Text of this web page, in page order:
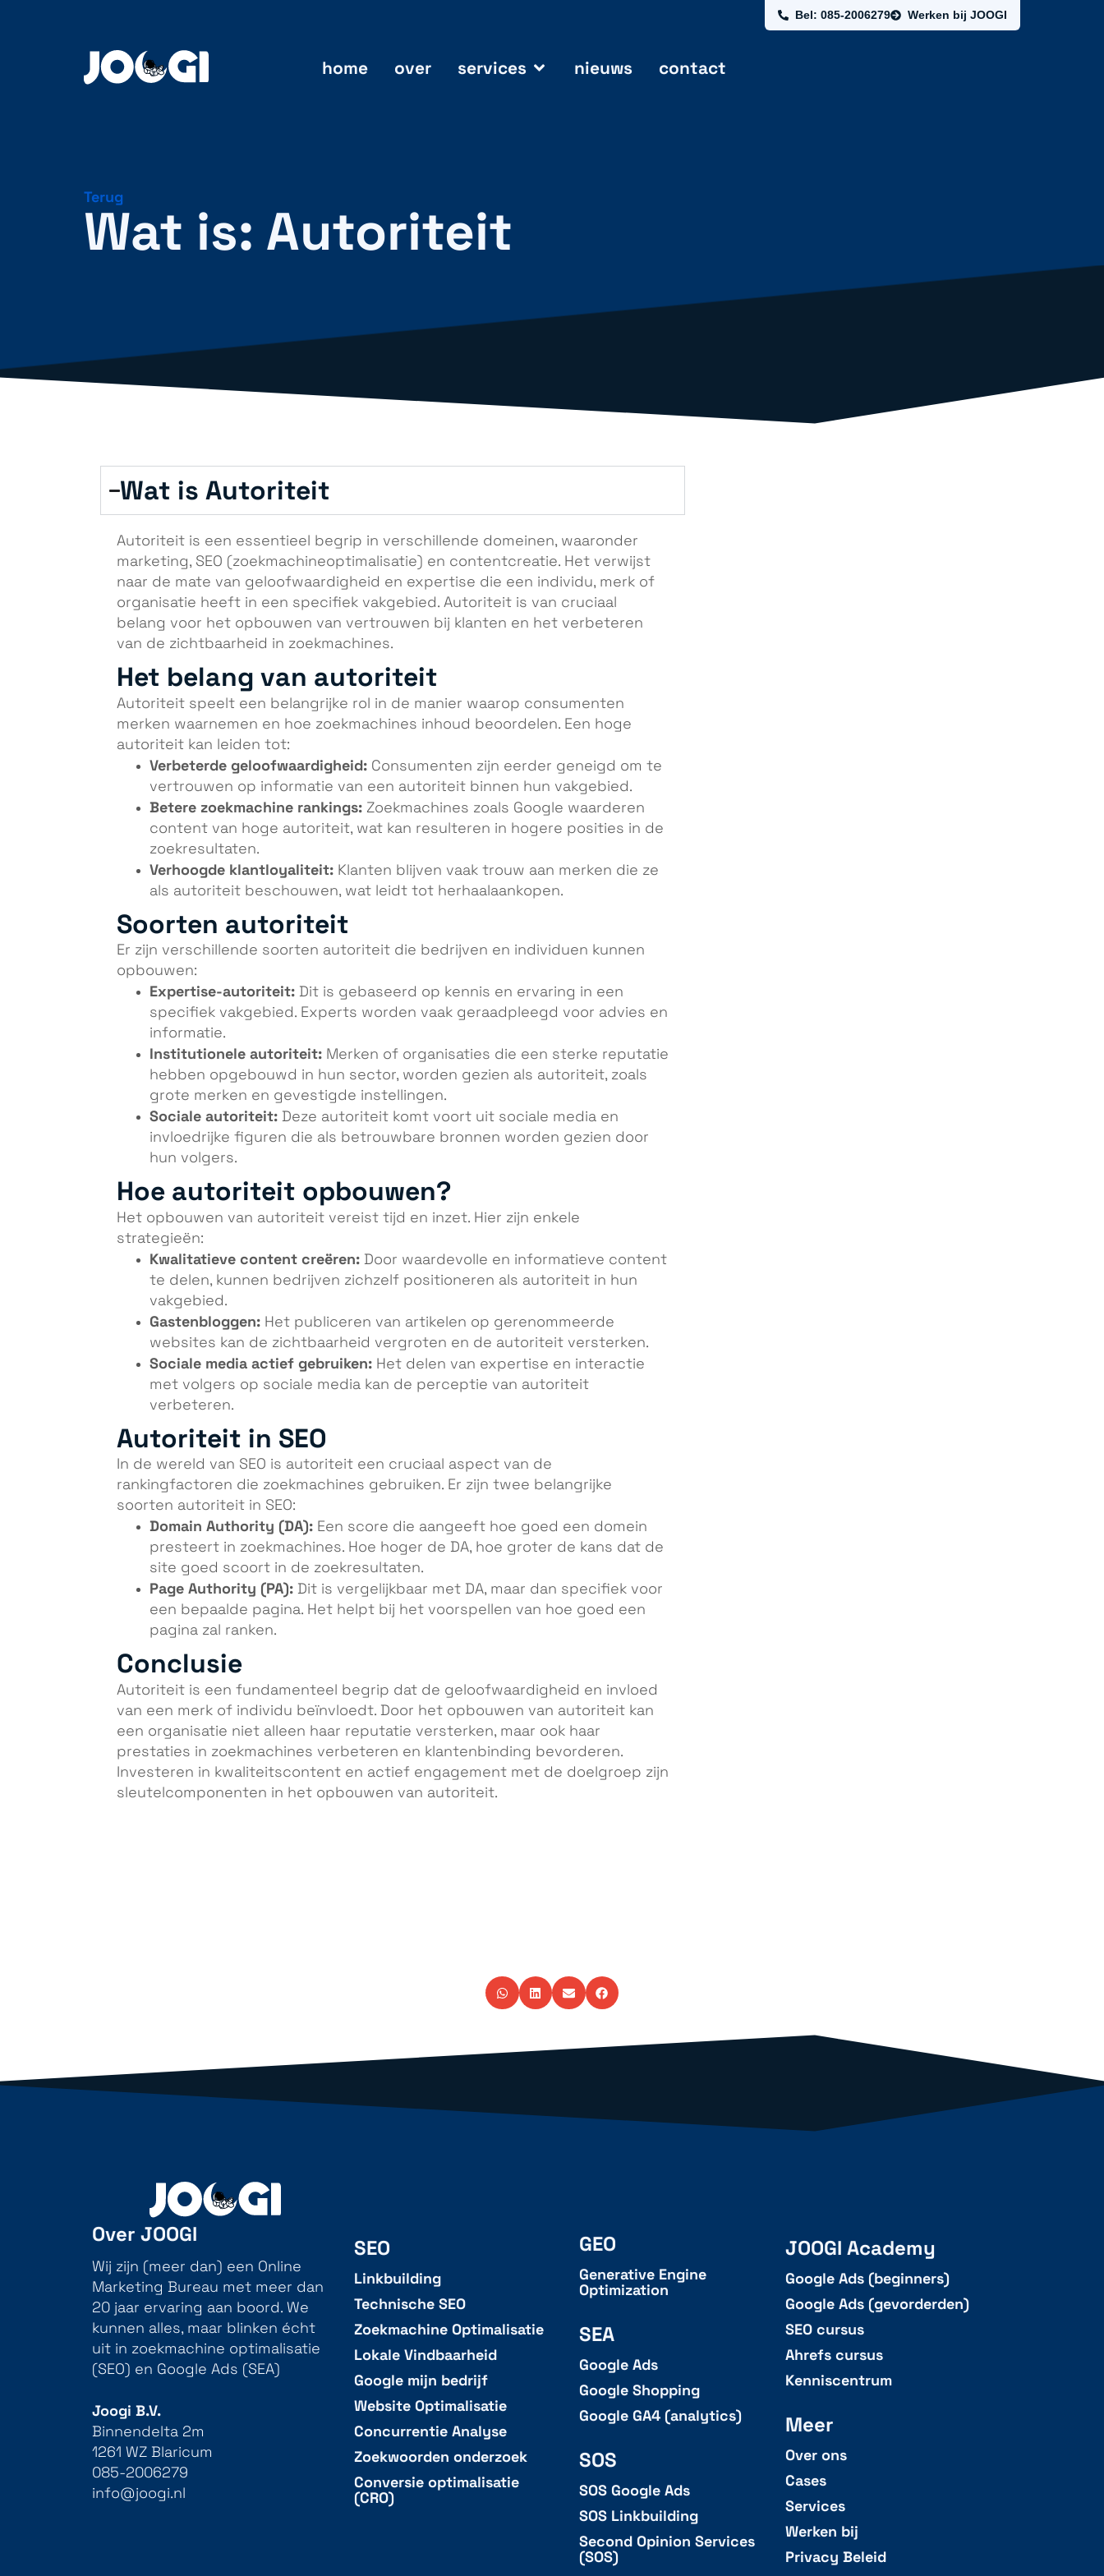
Bel: 085-2006279 Werken bij JOOGI
home over services nieuws contact
Terug
Wat is: Autoriteit
Wat is Autoriteit
Autoriteit is een essentieel begrip in verschillende domeinen, waaronder
marketing, SEO (zoekmachineoptimalisatie) en contentcreatie. Het verwijst
naar de mate van geloofwaardigheid en expertise die een individu, merk of
organisatie heeft in een specifiek vakgebied. Autoriteit is van cruciaal
belang voor het opbouwen van vertrouwen bij klanten en het verbeteren
van de zichtbaarheid in zoekmachines.
Het belang van autoriteit
Autoriteit speelt een belangrijke rol in de manier waarop consumenten
merken waarnemen en hoe zoekmachines inhoud beoordelen. Een hoge
autoriteit kan leiden tot:
Verbeterde geloofwaardigheid: Consumenten zijn eerder geneigd om te
vertrouwen op informatie van een autoriteit binnen hun vakgebied.
Betere zoekmachine rankings: Zoekmachines zoals Google waarderen
content van hoge autoriteit, wat kan resulteren in hogere posities in de
zoekresultaten.
Verhoogde klantloyaliteit: Klanten blijven vaak trouw aan merken die ze
als autoriteit beschouwen, wat leidt tot herhaalaankopen.
Soorten autoriteit
Er zijn verschillende soorten autoriteit die bedrijven en individuen kunnen
opbouwen:
Expertise-autoriteit: Dit is gebaseerd op kennis en ervaring in een
specifiek vakgebied. Experts worden vaak geraadpleegd voor advies en
informatie.
Institutionele autoriteit: Merken of organisaties die een sterke reputatie
hebben opgebouwd in hun sector, worden gezien als autoriteit, zoals
grote merken en gevestigde instellingen.
Sociale autoriteit: Deze autoriteit komt voort uit sociale media en
invloedrijke figuren die als betrouwbare bronnen worden gezien door
hun volgers.
Hoe autoriteit opbouwen?
Het opbouwen van autoriteit vereist tijd en inzet. Hier zijn enkele
strategieën:
Kwalitatieve content creëren: Door waardevolle en informatieve content
te delen, kunnen bedrijven zichzelf positioneren als autoriteit in hun
vakgebied.
Gastenbloggen: Het publiceren van artikelen op gerenommeerde
websites kan de zichtbaarheid vergroten en de autoriteit versterken.
Sociale media actief gebruiken: Het delen van expertise en interactie
met volgers op sociale media kan de perceptie van autoriteit
verbeteren.
Autoriteit in SEO
In de wereld van SEO is autoriteit een cruciaal aspect van de
rankingfactoren die zoekmachines gebruiken. Er zijn twee belangrijke
soorten autoriteit in SEO:
Domain Authority (DA): Een score die aangeeft hoe goed een domein
presteert in zoekmachines. Hoe hoger de DA, hoe groter de kans dat de
site goed scoort in de zoekresultaten.
Page Authority (PA): Dit is vergelijkbaar met DA, maar dan specifiek voor
een bepaalde pagina. Het helpt bij het voorspellen van hoe goed een
pagina zal ranken.
Conclusie
Autoriteit is een fundamenteel begrip dat de geloofwaardigheid en invloed
van een merk of individu beïnvloedt. Door het opbouwen van autoriteit kan
een organisatie niet alleen haar reputatie versterken, maar ook haar
prestaties in zoekmachines verbeteren en klantenbinding bevorderen.
Investeren in kwaliteitscontent en actief engagement met de doelgroep zijn
sleutelcomponenten in het opbouwen van autoriteit.
Over JOOGI
Wij zijn (meer dan) een Online
Marketing Bureau met meer dan
20 jaar ervaring aan boord. We
kunnen alles, maar blinken écht
uit in zoekmachine optimalisatie
(SEO) en Google Ads (SEA)
Joogi B.V.
Binnendelta 2m
1261 WZ Blaricum
085-2006279
info@joogi.nl
SEO
Linkbuilding
Technische SEO
Zoekmachine Optimalisatie
Lokale Vindbaarheid
Google mijn bedrijf
Website Optimalisatie
Concurrentie Analyse
Zoekwoorden onderzoek
Conversie optimalisatie
(CRO)
GEO
Generative Engine
Optimization
SEA
Google Ads
Google Shopping
Google GA4 (analytics)
SOS
SOS Google Ads
SOS Linkbuilding
Second Opinion Services
(SOS)
JOOGI Academy
Google Ads (beginners)
Google Ads (gevorderden)
SEO cursus
Ahrefs cursus
Kenniscentrum
Meer
Over ons
Cases
Services
Werken bij
Privacy Beleid